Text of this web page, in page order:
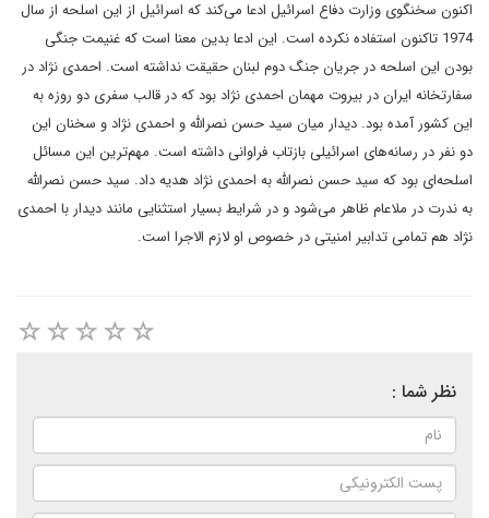
اکنون سخنگوى وزارت دفاع اسرائيل ادعا مى‌کند که اسرائيل از اين اسلحه از سال
1974 تاکنون استفاده نکرده است. اين ادعا بدين معنا است که غنيمت جنگى
بودن اين اسلحه در جريان جنگ دوم لبنان حقيقت نداشته است. احمدى نژاد در
سفارتخانه ايران در بيروت مهمان احمدى نژاد بود که در قالب سفرى دو روزه به
اين کشور آمده بود. ديدار ميان سيد حسن نصرالله و احمدى نژاد و سخنان اين
دو نفر در رسانه‌هاى اسرائيلى بازتاب فراوانى داشته است. مهم‌ترين اين مسائل
اسلحه‌اى بود که سيد حسن نصرالله به احمدى نژاد هديه داد. سيد حسن نصرالله
به ندرت در ملاعام ظاهر مى‌شود و در شرايط بسيار استثنايى مانند ديدار با احمدى
نژاد هم تمامى تدابير امنيتى در خصوص او لازم الاجرا است.
نظر شما :